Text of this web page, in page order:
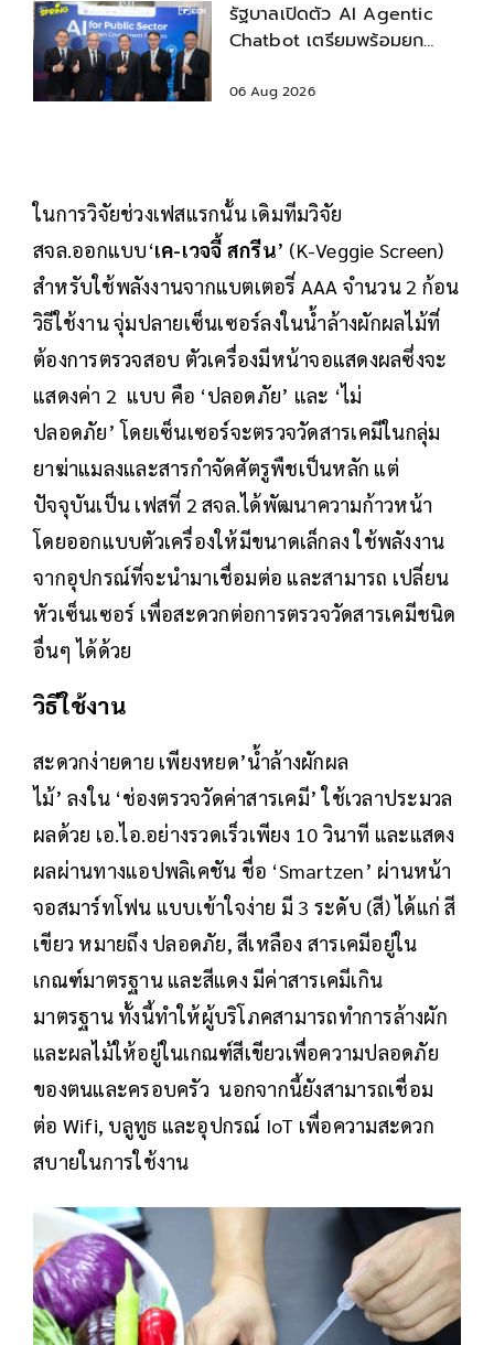
รัฐบาลเปิดตัว AI Agentic
Chatbot เตรียมพร้อมยก
06 Aug 2026
ในการวิจัยช่วงเฟสแรกนั้น เดิมทีมวิจัย
สจล.ออกแบบ‘เค-เวจจี้ สกรีน’ (K-Veggie Screen)
สำหรับใช้พลังงานจากแบตเตอรี่ AAA จำนวน 2 ก้อน
วิธีใช้งาน จุ่มปลายเซ็นเซอร์ลงในน้ำล้างผักผลไม้ที่
ต้องการตรวจสอบ ตัวเครื่องมีหน้าจอแสดงผลซึ่งจะ
แสดงค่า 2 แบบ คือ ‘ปลอดภัย’ และ ‘ไม่
ปลอดภัย’ โดยเซ็นเซอร์จะตรวจวัดสารเคมีในกลุ่ม
ยาฆ่าแมลงและสารกำจัดศัตรูพืชเป็นหลัก แต่
ปัจจุบันเป็น เฟสที่ 2 สจล.ได้พัฒนาความก้าวหน้า
โดยออกแบบตัวเครื่องให้มีขนาดเล็กลง ใช้พลังงาน
จากอุปกรณ์ที่จะนำมาเชื่อมต่อ และสามารถ เปลี่ยน
หัวเซ็นเซอร์ เพื่อสะดวกต่อการตรวจวัดสารเคมีชนิด
อื่นๆ ได้ด้วย
วิธีใช้งาน
สะดวกง่ายดาย เพียงหยด’น้ำล้างผักผล
ไม้’ ลงใน ‘ช่องตรวจวัดค่าสารเคมี’ ใช้เวลาประมวล
ผลด้วย เอ.ไอ.อย่างรวดเร็วเพียง 10 วินาที และแสดง
ผลผ่านทางแอปพลิเคชัน ชื่อ ‘Smartzen’ ผ่านหน้า
จอสมาร์ทโฟน แบบเข้าใจง่าย มี 3 ระดับ (สี) ได้แก่ สี
เขียว หมายถึง ปลอดภัย, สีเหลือง สารเคมีอยู่ใน
เกณฑ์มาตรฐาน และสีแดง มีค่าสารเคมีเกิน
มาตรฐาน ทั้งนี้ทำให้ผู้บริโภคสามารถทำการล้างผัก
และผลไม้ให้อยู่ในเกณฑ์สีเขียวเพื่อความปลอดภัย
ของตนและครอบครัว นอกจากนี้ยังสามารถเชื่อม
ต่อ Wifi, บลูทูธ และอุปกรณ์ IoT เพื่อความสะดวก
สบายในการใช้งาน